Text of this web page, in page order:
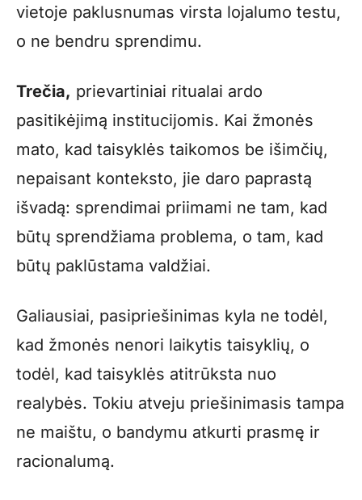
vietoje paklusnumas virsta lojalumo testu,
o ne bendru sprendimu.
Trečia, prievartiniai ritualai ardo
pasitikėjimą institucijomis. Kai žmonės
mato, kad taisyklės taikomos be išimčių,
nepaisant konteksto, jie daro paprastą
išvadą: sprendimai priimami ne tam, kad
būtų sprendžiama problema, o tam, kad
būtų paklūstama valdžiai.
Galiausiai, pasipriešinimas kyla ne todėl,
kad žmonės nenori laikytis taisyklių, o
todėl, kad taisyklės atitrūksta nuo
realybės. Tokiu atveju priešinimasis tampa
ne maištu, o bandymu atkurti prasmę ir
racionalumą.